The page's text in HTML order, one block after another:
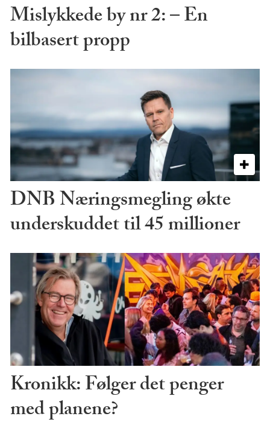
Mislykkede by nr 2: – En
bilbasert propp
DNB Næringsmegling økte
underskuddet til 45 millioner
Kronikk: Følger det penger
med planene?